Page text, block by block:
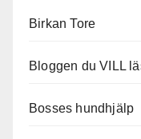
Birkan Tore
Bloggen du VILL
Bosses hundhjälp